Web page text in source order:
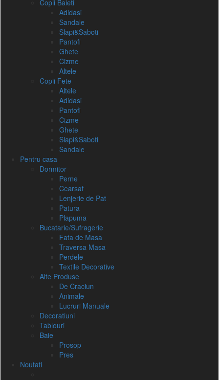
Copii Baieti
Adidasi
Sandale
Slapi&Saboti
Pantofi
Ghete
Cizme
Altele
Copii Fete
Altele
Adidasi
Pantofi
Cizme
Ghete
Slapi&Saboti
Sandale
Pentru casa
Dormitor
Perne
Cearsaf
Lenjerie de Pat
Patura
Plapuma
Bucatarie/Sufragerie
Fata de Masa
Traversa Masa
Perdele
Textile Decorative
Alte Produse
De Craciun
Animale
Lucruri Manuale
Decoratiuni
Tablouri
Baie
Prosop
Pres
Noutati